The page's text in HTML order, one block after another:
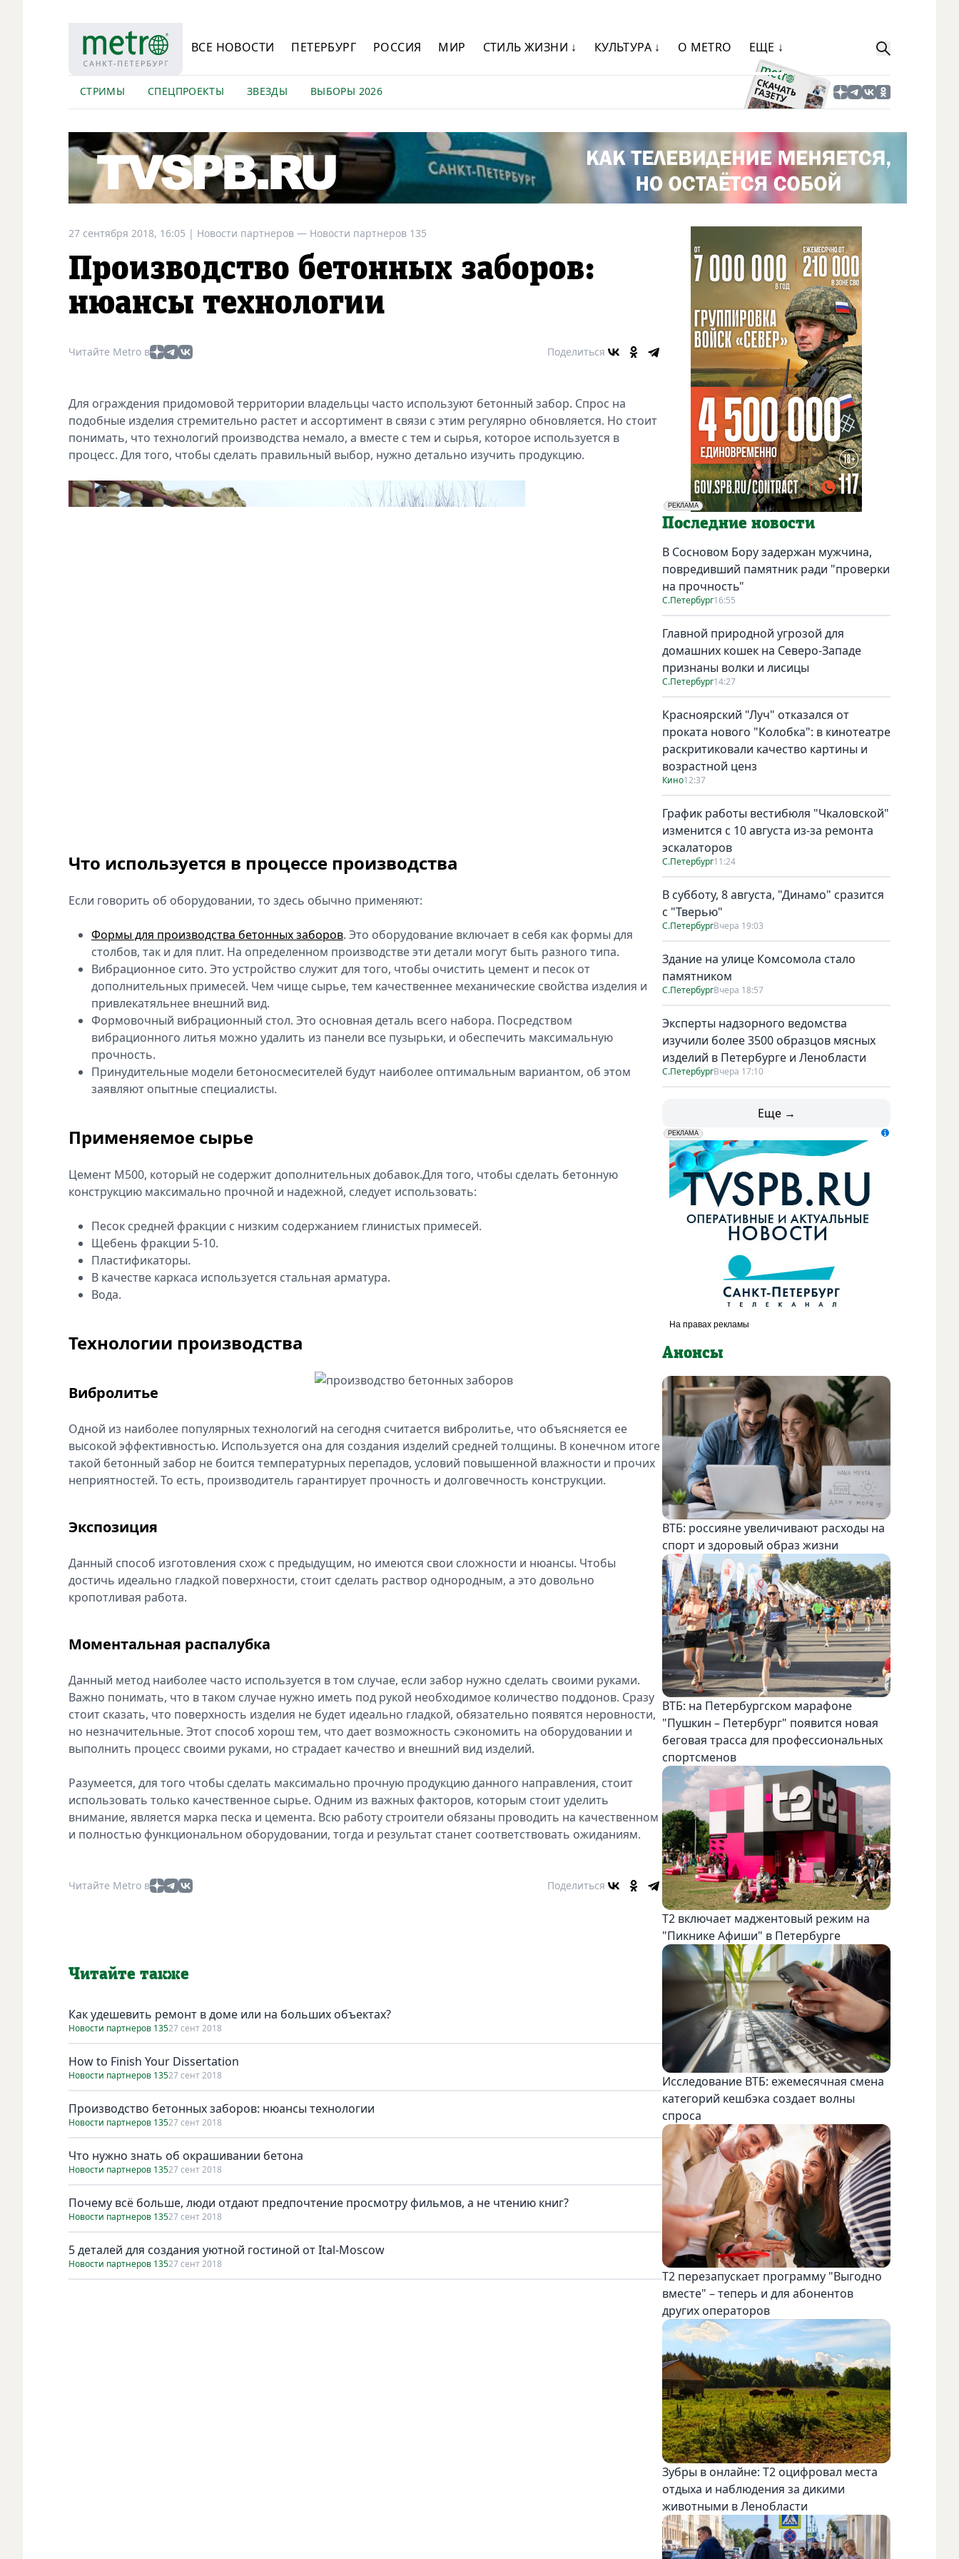
ВСЕ НОВОСТИ ПЕТЕРБУРГ РОССИЯ МИР СТИЛЬ ЖИЗНИ ↓ КУЛЬТУРА ↓ О METRO ЕЩЕ ↓
СТРИМЫ СПЕЦПРОЕКТЫ ЗВЕЗДЫ ВЫБОРЫ 2026
27 сентября 2018, 16:05 | Новости партнеров — Новости партнеров 135
Производство бетонных заборов:
нюансы технологии
Читайте Metro в Поделиться
Для ограждения придомовой территории владельцы часто используют бетонный забор. Спрос на
подобные изделия стремительно растет и ассортимент в связи с этим регулярно обновляется. Но стоит
понимать, что технологий производства немало, а вместе с тем и сырья, которое используется в
процесс. Для того, чтобы сделать правильный выбор, нужно детально изучить продукцию.
Что используется в процессе производства
Если говорить об оборудовании, то здесь обычно применяют:
Формы для производства бетонных заборов. Это оборудование включает в себя как формы для
столбов, так и для плит. На определенном производстве эти детали могут быть разного типа.
Вибрационное сито. Это устройство служит для того, чтобы очистить цемент и песок от
дополнительных примесей. Чем чище сырье, тем качественнее механические свойства изделия и
привлекатяльнее внешний вид.
Формовочный вибрационный стол. Это основная деталь всего набора. Посредством
вибрационного литья можно удалить из панели все пузырьки, и обеспечить максимальную
прочность.
Принудительные модели бетоносмесителей будут наиболее оптимальным вариантом, об этом
заявляют опытные специалисты.
Применяемое сырье
Цемент М500, который не содержит дополнительных добавок.Для того, чтобы сделать бетонную
конструкцию максимально прочной и надежной, следует использовать:
Песок средней фракции с низким содержанием глинистых примесей.
Щебень фракции 5-10.
Пластификаторы.
В качестве каркаса используется стальная арматура.
Вода.
Технологии производства
Вибролитье
Одной из наиболее популярных технологий на сегодня считается вибролитье, что объясняется ее
высокой эффективностью. Используется она для создания изделий средней толщины. В конечном итоге
такой бетонный забор не боится температурных перепадов, условий повышенной влажности и прочих
неприятностей. То есть, производитель гарантирует прочность и долговечность конструкции.
Экспозиция
Данный способ изготовления схож с предыдущим, но имеются свои сложности и нюансы. Чтобы
достичь идеально гладкой поверхности, стоит сделать раствор однородным, а это довольно
кропотливая работа.
Моментальная распалубка
Данный метод наиболее часто используется в том случае, если забор нужно сделать своими руками.
Важно понимать, что в таком случае нужно иметь под рукой необходимое количество поддонов. Сразу
стоит сказать, что поверхность изделия не будет идеально гладкой, обязательно появятся неровности,
но незначительные. Этот способ хорош тем, что дает возможность сэкономить на оборудовании и
выполнить процесс своими руками, но страдает качество и внешний вид изделий.
Разумеется, для того чтобы сделать максимально прочную продукцию данного направления, стоит
использовать только качественное сырье. Одним из важных факторов, которым стоит уделить
внимание, является марка песка и цемента. Всю работу строители обязаны проводить на качественном
и полностью функциональном оборудовании, тогда и результат станет соответствовать ожиданиям.
Читайте Metro в Поделиться
Читайте также
Как удешевить ремонт в доме или на больших объектах?
Новости партнеров 13527 сент 2018
How to Finish Your Dissertation
Новости партнеров 13527 сент 2018
Производство бетонных заборов: нюансы технологии
Новости партнеров 13527 сент 2018
Что нужно знать об окрашивании бетона
Новости партнеров 13527 сент 2018
Почему всё больше, люди отдают предпочтение просмотру фильмов, а не чтению книг?
Новости партнеров 13527 сент 2018
5 деталей для создания уютной гостиной от Ital-Moscow
Новости партнеров 13527 сент 2018
РЕКЛАМА
Социальная реклама
Последние новости
В Сосновом Бору задержан мужчина,
повредивший памятник ради "проверки
на прочность"
С.Петербург16:55
Главной природной угрозой для
домашних кошек на Северо-Западе
признаны волки и лисицы
С.Петербург14:27
Красноярский "Луч" отказался от
проката нового "Колобка": в кинотеатре
раскритиковали качество картины и
возрастной ценз
Кино12:37
График работы вестибюля "Чкаловской"
изменится с 10 августа из-за ремонта
эскалаторов
С.Петербург11:24
В субботу, 8 августа, "Динамо" сразится
с "Тверью"
С.ПетербургВчера 19:03
Здание на улице Комсомола стало
памятником
С.ПетербургВчера 18:57
Эксперты надзорного ведомства
изучили более 3500 образцов мясных
изделий в Петербурге и Ленобласти
С.ПетербургВчера 17:10
Еще →
erid: LdtCK5udn
РЕКЛАМА
АО "ГАТР", ИНН: 7841320717
Анонсы
ВТБ: россияне увеличивают расходы на
спорт и здоровый образ жизни
ВТБ: на Петербургском марафоне
"Пушкин – Петербург" появится новая
беговая трасса для профессиональных
спортсменов
Т2 включает маджентовый режим на
"Пикнике Афиши" в Петербурге
Исследование ВТБ: ежемесячная смена
категорий кешбэка создает волны
спроса
Т2 перезапускает программу "Выгодно
вместе" – теперь и для абонентов
других операторов
Зубры в онлайне: Т2 оцифровал места
отдыха и наблюдения за дикими
животными в Ленобласти